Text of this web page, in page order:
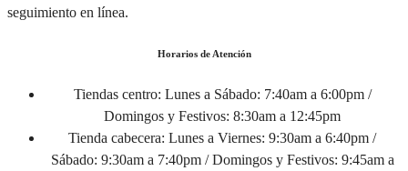
seguimiento en línea.
Horarios de Atención
Tiendas centro: Lunes a Sábado: 7:40am a 6:00pm /
Domingos y Festivos: 8:30am a 12:45pm
Tienda cabecera: Lunes a Viernes: 9:30am a 6:40pm /
Sábado: 9:30am a 7:40pm / Domingos y Festivos: 9:45am a